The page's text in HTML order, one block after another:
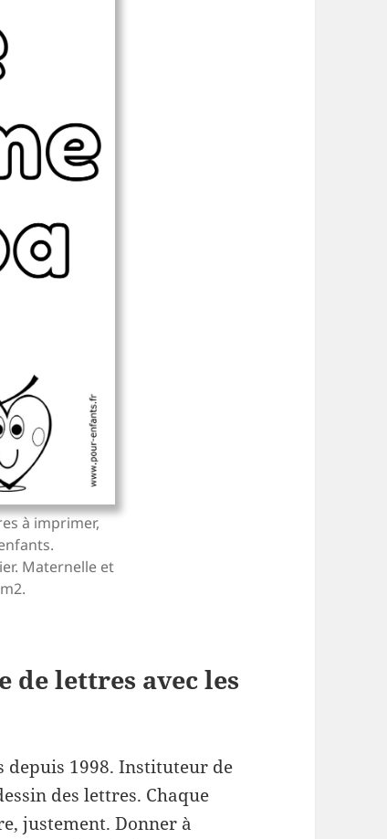
à imprimer,
Maternelle et
lettres avec les
depuis 1998. Instituteur de
des lettres. Chaque
justement. Donner à